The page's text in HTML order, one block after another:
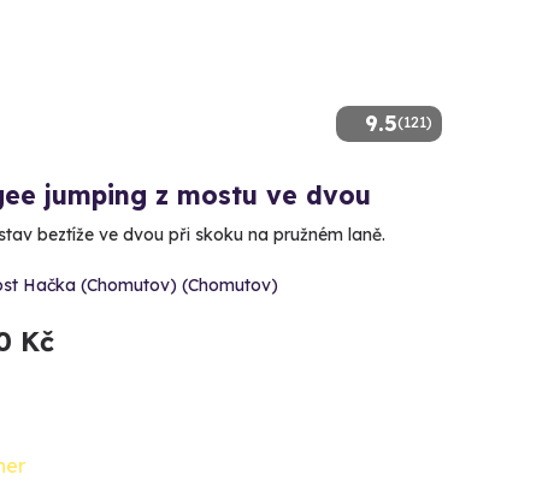
9.5(121)
jumping z mostu ve dvou
beztíže ve dvou při skoku na pružném laně.
Hačka (Chomutov) (Chomutov)
Kč